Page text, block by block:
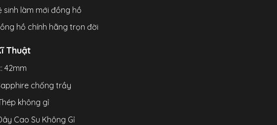
sinh làm mới đồng hồ
hồ chính hãng trọn đời
Thuật
42mm
chống trầy
không gỉ
Cao Su Không Gỉ